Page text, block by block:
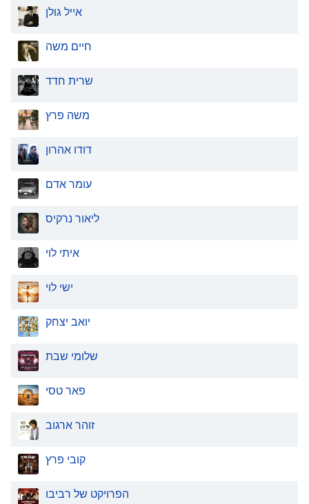
אייל גולן
חיים משה
שרית חדד
משה פרץ
דודו אהרון
עומר אדם
ליאור נרקיס
איתי לוי
ישי לוי
יואב יצחק
שלומי שבת
פאר טסי
זוהר ארגוב
קובי פרץ
הפרויקט של רביבו